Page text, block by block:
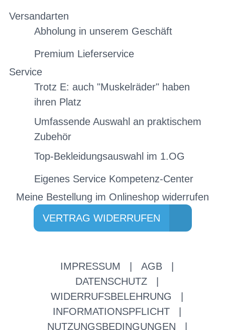
Versandarten
Abholung in unserem Geschäft
Premium Lieferservice
Service
Trotz E: auch "Muskelräder" haben
ihren Platz
Umfassende Auswahl an praktischem
Zubehör
Top-Bekleidungsauswahl im 1.OG
Eigenes Service Kompetenz-Center
Meine Bestellung im Onlineshop widerrufen
VERTRAG WIDERRUFEN
IMPRESSUM AGB
DATENSCHUTZ
WIDERRUFSBELEHRUNG
INFORMATIONSPFLICHT
NUTZUNGSBEDINGUNGEN